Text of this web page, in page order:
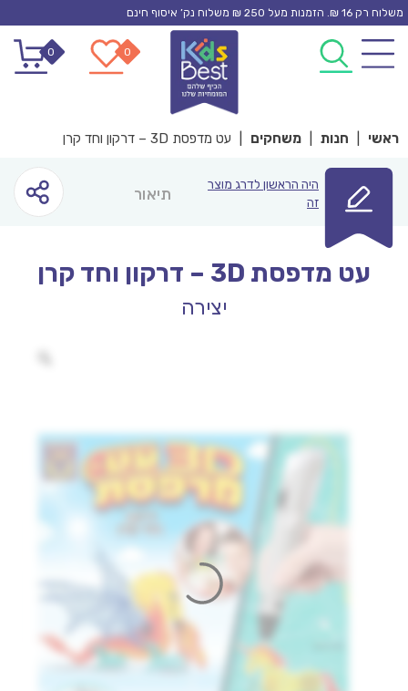
Skip
content
משלוח רק 16 ₪. הזמנות מעל 250 ₪ משלוח נק’ איסוף חינם
0
0
ראשי חנות משחקים עט מדפסת 3D – דרקון וחד קרן
היה הראשון לדרג מוצר
זה
תיאור
עט מדפסת 3D – דרקון וחד קרן
יצירה